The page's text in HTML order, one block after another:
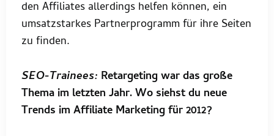
den Affiliates allerdings helfen können, ein
umsatzstarkes Partnerprogramm für ihre Seiten
zu finden.
SEO-Trainees: Retargeting war das große
Thema im letzten Jahr. Wo siehst du neue
Trends im Affiliate Marketing für 2012?